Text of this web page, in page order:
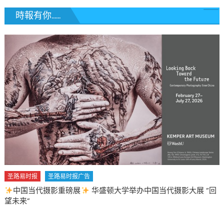
時報有你......
圣路易时报 圣路易时报广告
中国当代摄影重磅展
华盛顿大学举办中国当代摄影大展 “回
望未来”